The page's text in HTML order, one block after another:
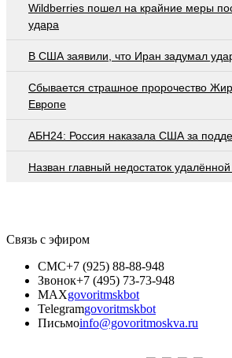
Wildberries пошел на крайние меры
удара
В США заявили, что Иран задумал
Сбывается страшное пророчество
Европе
АБН24: Россия наказала США за
Назван главный недостаток
Связь с эфиром
СМС+7 (925) 88-88-948
Звонок+7 (495) 73-73-948
MAXgovoritmskbot
Telegramgovoritmskbot
Письмоinfo@govoritmoskva.ru